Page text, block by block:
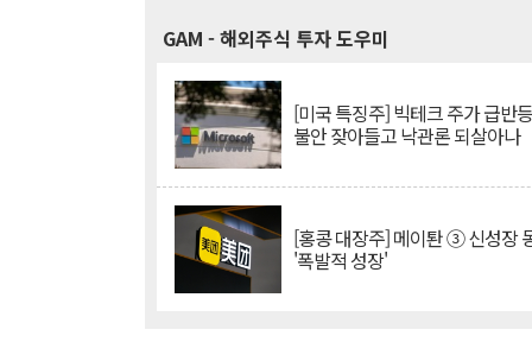
GAM - 해외주식 투자 도우미
[미국 특징주] 빅테크 주가 급반
불안 잦아들고 낙관론 되살아나
[홍콩 대장주] 메이퇀 ③ 신성장
'폭발적 성장'